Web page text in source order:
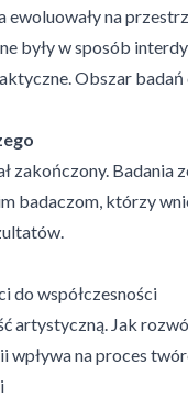
na
były w sposób
Obszar
Badania
badaczom, którzy
do współczesności
artystyczną. Jak
wpływa na proces